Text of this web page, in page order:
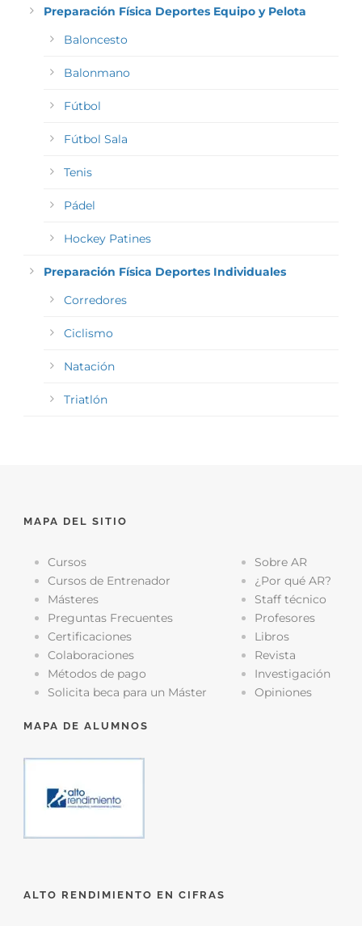
Preparación Física Deportes Equipo y Pelota
Baloncesto
Balonmano
Fútbol
Fútbol Sala
Tenis
Pádel
Hockey Patines
Preparación Física Deportes Individuales
Corredores
Ciclismo
Natación
Triatlón
MAPA DEL SITIO
Cursos
Cursos de Entrenador
Másteres
Preguntas Frecuentes
Certificaciones
Colaboraciones
Métodos de pago
Solicita beca para un Máster
Sobre AR
¿Por qué AR?
Staff técnico
Profesores
Libros
Revista
Investigación
Opiniones
MAPA DE ALUMNOS
ALTO RENDIMIENTO EN CIFRAS